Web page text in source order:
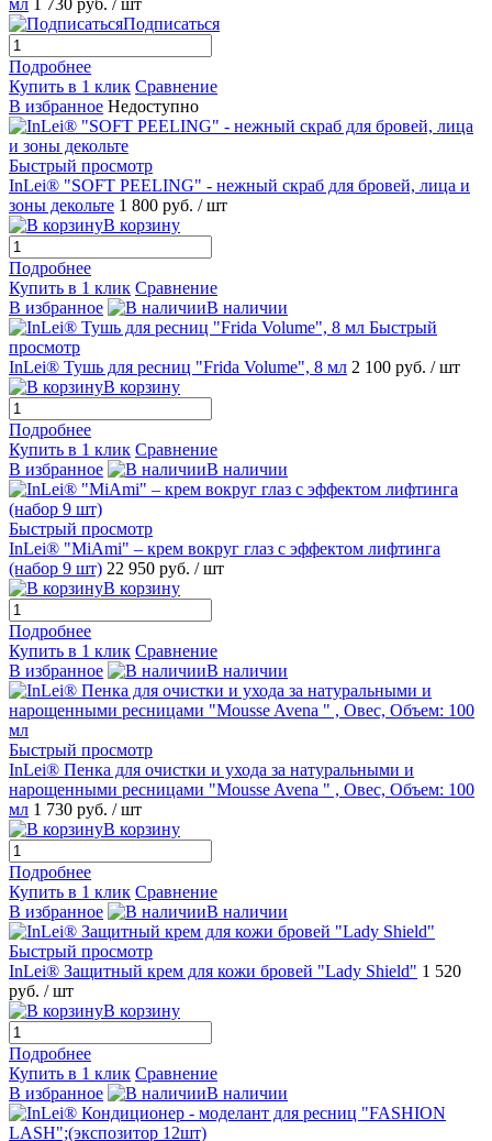
Подписаться
Подробнее
Купить в 1 клик Сравнение
В избранное Недоступно
Быстрый просмотр
InLei® "SOFT PEELING" - нежный скраб для бровей, лица и
зоны декольте 1 800 руб. / шт
В корзину
Подробнее
Купить в 1 клик Сравнение
В избранное
В наличии
Быстрый
просмотр
InLei® Тушь для ресниц "Frida Volume", 8 мл 2 100 руб. / шт
В корзину
Подробнее
Купить в 1 клик Сравнение
В избранное
В наличии
Быстрый просмотр
InLei® "MiAmi" – крем вокруг глаз с эффектом лифтинга
(набор 9 шт) 22 950 руб. / шт
В корзину
Подробнее
Купить в 1 клик Сравнение
В избранное
В наличии
Быстрый просмотр
InLei® Пенка для очистки и ухода за натуральными и
нарощенными ресницами "Mousse Avena " , Овес, Объем: 100
мл 1 730 руб. / шт
В корзину
Подробнее
Купить в 1 клик Сравнение
В избранное
В наличии
Быстрый просмотр
InLei® Защитный крем для кожи бровей "Lady Shield" 1 520
руб. / шт
В корзину
Подробнее
Купить в 1 клик Сравнение
В избранное
В наличии